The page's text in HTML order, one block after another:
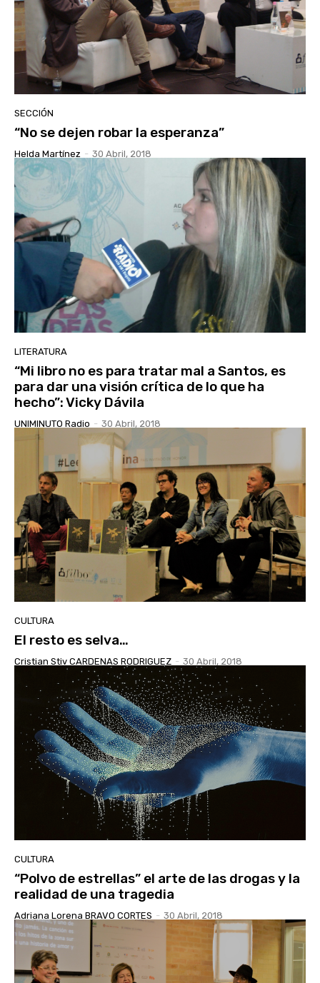
SECCIÓN
“No se dejen robar la esperanza”
Helda Martínez - 30 Abril, 2018
LITERATURA
“Mi libro no es para tratar mal a Santos, es
para dar una visión crítica de lo que ha
hecho”: Vicky Dávila
UNIMINUTO Radio - 30 Abril, 2018
CULTURA
El resto es selva…
Cristian Stiv CARDENAS RODRIGUEZ - 30 Abril, 2018
CULTURA
“Polvo de estrellas” el arte de las drogas y la
realidad de una tragedia
Adriana Lorena BRAVO CORTES - 30 Abril, 2018